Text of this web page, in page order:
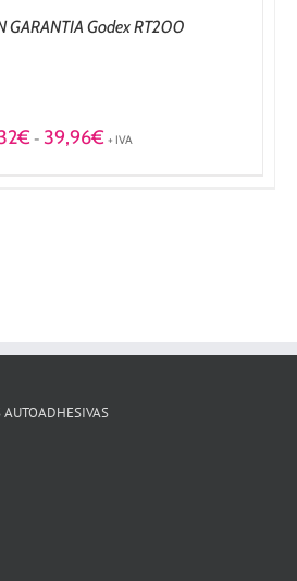
GARANTIA Godex RT200
€ - 39,96€Rango
+ IVA